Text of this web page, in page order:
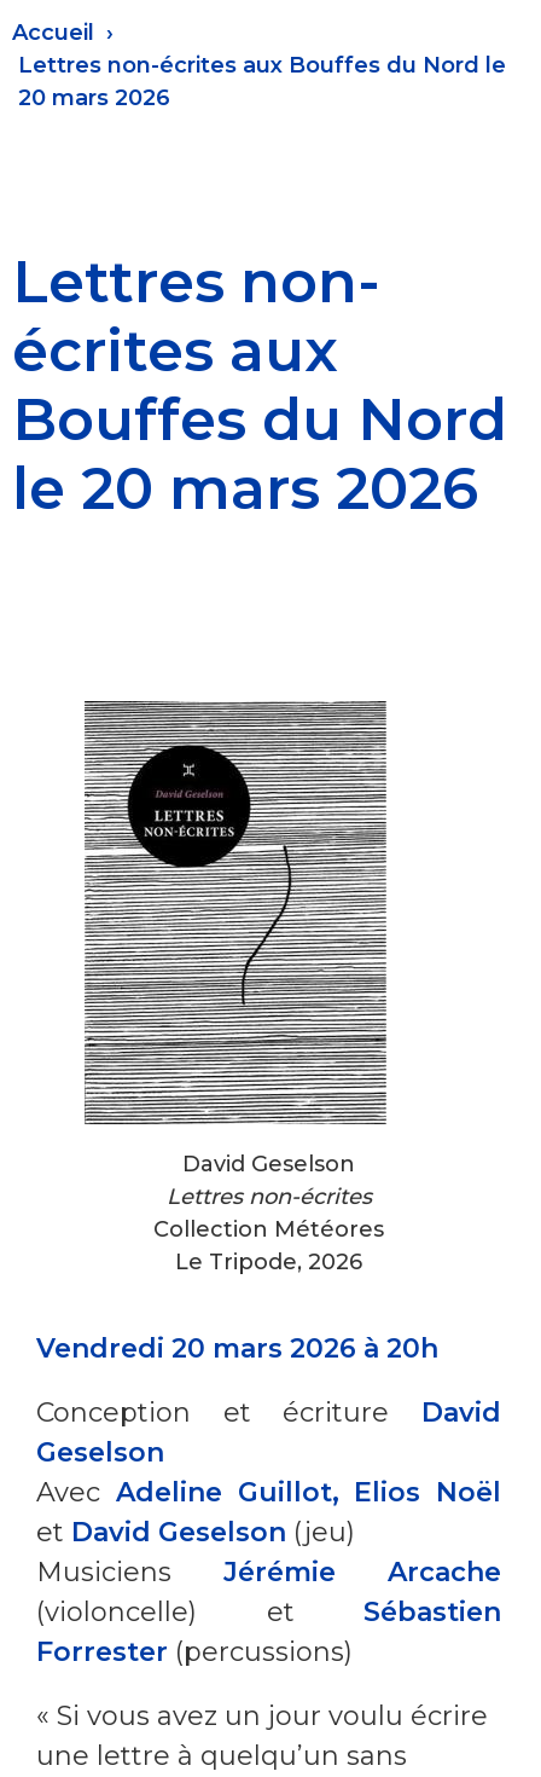
Fil
d'Ariane
Accueil
Lettres non-écrites aux Bouffes du Nord le
20 mars 2026
Lettres non-
écrites aux
Bouffes du Nord
le 20 mars 2026
Vendredi 20 mars 2026 à 20h
Conception et écriture David
Geselson
Avec Adeline Guillot, Elios Noël
et David Geselson (jeu)
MusiciensJérémie Arcache
(violoncelle) et Sébastien
Forrester (percussions)
« Si vous avez un jour voulu écrire
une lettre à quelqu’un sans
David Geselson
Lettres non-écrites
Collection Météores
Le Tripode, 2026